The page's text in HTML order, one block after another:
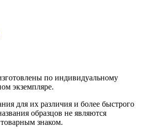
по индивидуальному
экземпляре.
для их различия и более быстрого
образцов не являются
знаком.